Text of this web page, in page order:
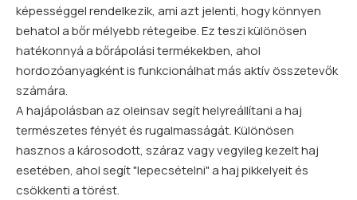
képességgel rendelkezik, ami azt jelenti, hogy könnyen
behatol a bőr mélyebb rétegeibe. Ez teszi különösen
hatékonnyá a bőrápolási termékekben, ahol
hordozóanyagként is funkcionálhat más aktív összetevők
számára.
A hajápolásban az oleinsav segít helyreállítani a haj
természetes fényét és rugalmasságát. Különösen
hasznos a károsodott, száraz vagy vegyileg kezelt haj
esetében, ahol segít "lepecsételni" a haj pikkelyeit és
csökkenti a törést.